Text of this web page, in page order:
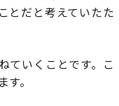
とだと考えていたた
ていくことです。こ
。